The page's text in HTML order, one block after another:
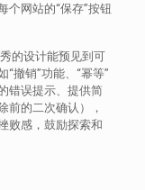
个网站的“保存”按钮
的设计能预见到可
“撤销”功能、“幂等”
错误提示、提供简
前的二次确认），
败感，鼓励探索和